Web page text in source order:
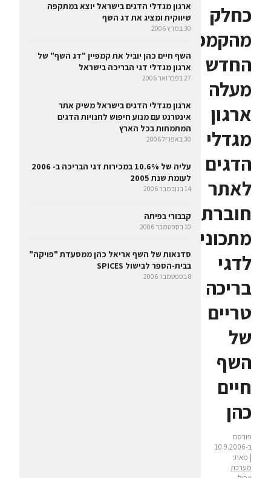
כחלק
מהקמפיין
החדש
מעלה
ארגון
מגדלי
הדגים
לאתר
חוברת
מתכונים
לדגי
בריכה
טריים
של
השף
חיים
כהן
פורסם
ב-10.9.2006
| מאת:
מערכת
ארגון מגדלי הדגים בישראל יוצא במתקפה
שיווקית ומציג את דג השף
30 במרץ 2006
השף חיים כהן יוביל את קמפיין "דג השף" של
ארגון מגדלי דגי הבריכה בישראל
27 בפברואר 2006
ארגון מגדלי הדגים בישראל משיק אתר
אינטרנט עם מנוע חיפוש לחנויות הדגים
המתמחות בכל הארץ
30 באפריל 2006
עליה של 10.6% במכירות דגי הבריכה ב- 2006
לעומת שנת 2005
14 בנובמבר 2006
קבבורי בפיתה
10 בספטמבר 2006
סדנאות של השף אריאל כהן ממסעדת "פויקה"
בבית-הספר לבישול SPICES
8 בספטמבר 2006